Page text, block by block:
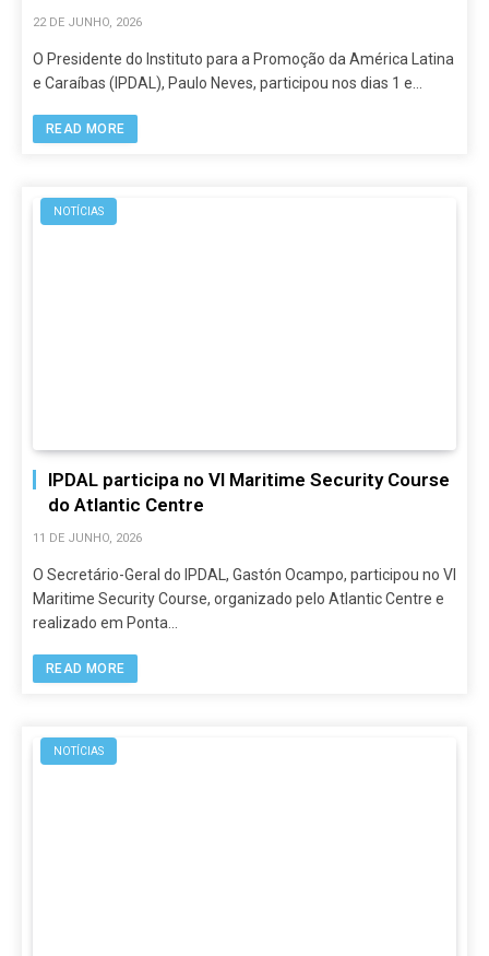
22 DE JUNHO, 2026
O Presidente do Instituto para a Promoção da América Latina
e Caraíbas (IPDAL), Paulo Neves, participou nos dias 1 e…
READ MORE
NOTÍCIAS
IPDAL participa no VI Maritime Security Course
do Atlantic Centre
11 DE JUNHO, 2026
O Secretário-Geral do IPDAL, Gastón Ocampo, participou no VI
Maritime Security Course, organizado pelo Atlantic Centre e
realizado em Ponta…
READ MORE
NOTÍCIAS